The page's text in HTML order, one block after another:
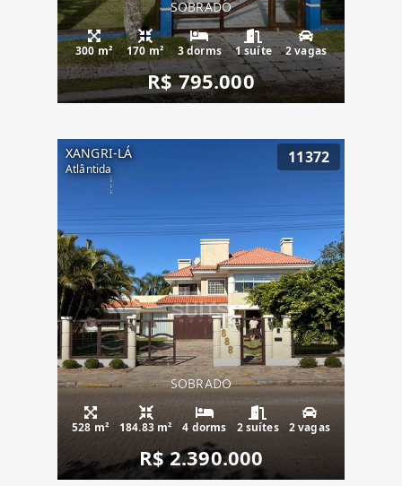
SOBRADO
300 m² 170 m² 3 dorms 1 suíte 2 vagas
R$ 795.000
XANGRI-LÁ
Atlântida
11372
SOBRADO
528 m² 184.83 m² 4 dorms 2 suítes 2 vagas
R$ 2.390.000